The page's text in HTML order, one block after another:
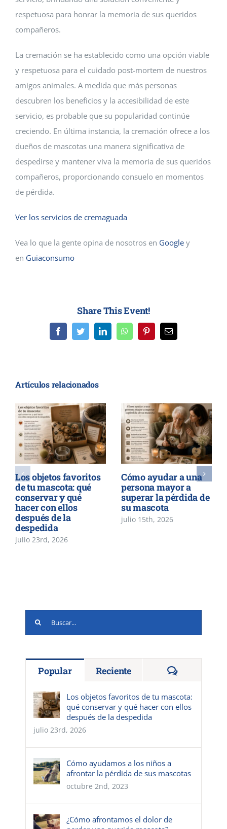
respetuosa para honrar la memoria de sus queridos
compañeros.
La cremación se ha establecido como una opción viable
y respetuosa para el cuidado post-mortem de nuestros
amigos animales. A medida que más personas
descubren los beneficios y la accesibilidad de este
servicio, es probable que su popularidad continúe
creciendo. En última instancia, la cremación ofrece a los
dueños de mascotas una manera significativa de
despedirse y mantener viva la memoria de sus queridos
compañeros, proporcionando consuelo en momentos
de pérdida.
Ver los servicios de cremaguada
Vea lo que la gente opina de nosotros en Google y
en Guiaconsumo
Share This Event!
FacebookTwitterLinkedInWhatsAppPinterestCorreo
Artículos relacionados
Los objetos favoritos
de tu mascota: qué
conservar y qué
hacer con ellos
después de la
despedida
julio 23rd, 2026
Cómo ayudar a una
persona mayor a
superar la pérdida de
su mascota
julio 15th, 2026
Popular Reciente
Los objetos favoritos de tu mascota:
qué conservar y qué hacer con ellos
después de la despedida
julio 23rd, 2026
Cómo ayudamos a los niños a
afrontar la pérdida de sus mascotas
octubre 2nd, 2023
¿Cómo afrontamos el dolor de